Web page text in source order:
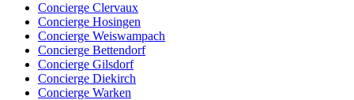
Concierge Clervaux
Concierge Hosingen
Concierge Weiswampach
Concierge Bettendorf
Concierge Gilsdorf
Concierge Diekirch
Concierge Warken